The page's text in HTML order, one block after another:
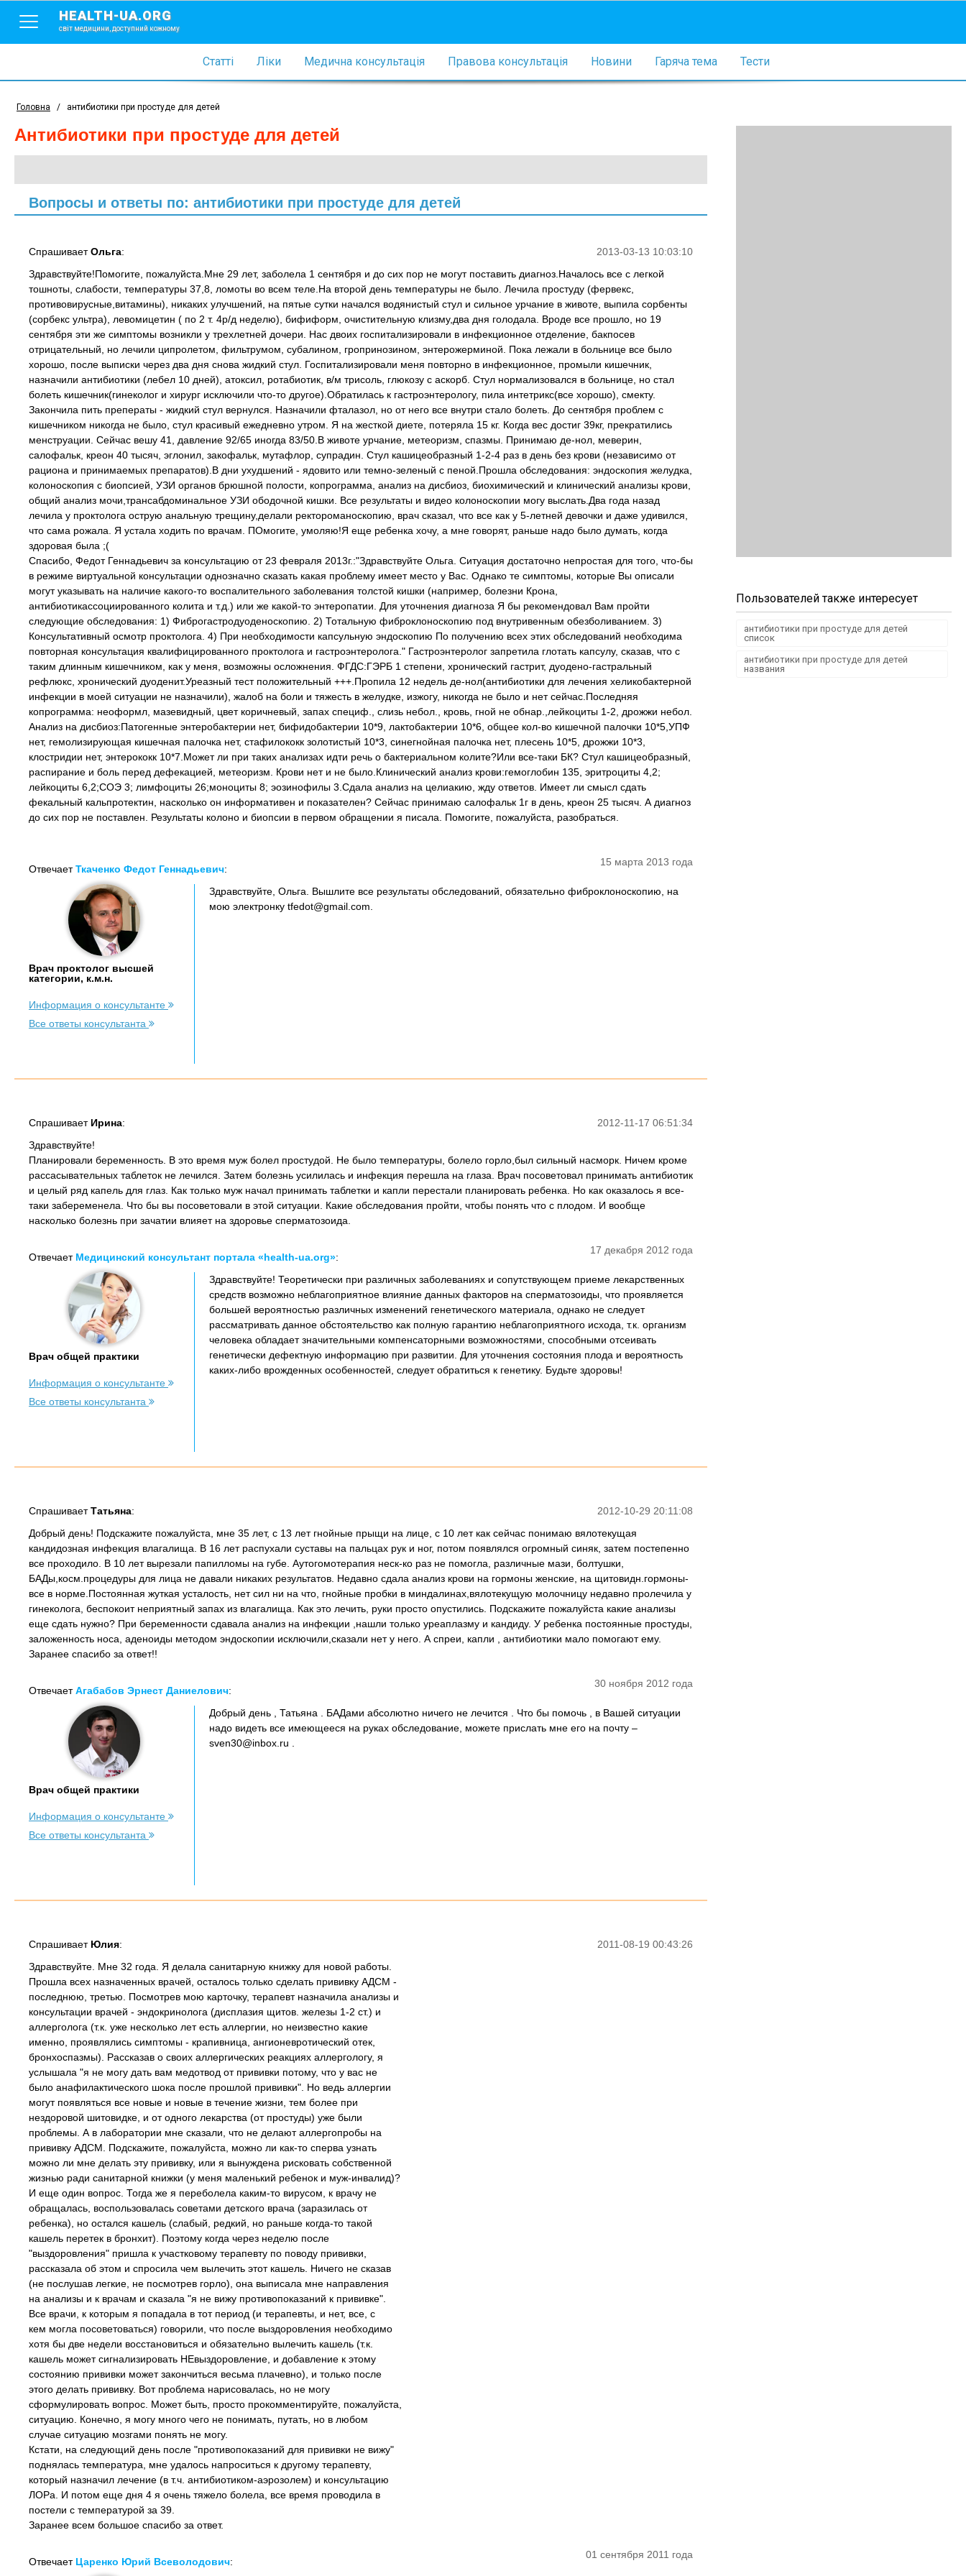
HEALTH-UA.ORG
світ медицини, доступний кожному
Статті Ліки Медична консультація Правова консультація Новини Гаряча тема Тести
Головна / антибиотики при простуде для детей
антибиотики при простуде для детей
Вопросы и ответы по: антибиотики при простуде для детей
2013-03-13 10:03:10
СпрашиваетОльга:
Здравствуйте!Помогите, пожалуйста.Мне 29 лет, заболела 1 сентября и до сих пор не могут поставить диагноз.Началось все с легкой
тошноты, слабости, температуры 37,8, ломоты во всем теле.На второй день температуры не было. Лечила простуду (фервекс,
противовирусные,витамины), никаких улучшений, на пятые сутки начался водянистый стул и сильное урчание в животе, выпила сорбенты
(сорбекс ультра), левомицетин ( по 2 т. 4р/д неделю), бифиформ, очистительную клизму,два дня голодала. Вроде все прошло, но 19
сентября эти же симптомы возникли у трехлетней дочери. Нас двоих госпитализировали в инфекционное отделение, бакпосев
отрицательный, но лечили ципролетом, фильтрумом, субалином, гропринозином, энтерожерминой. Пока лежали в больнице все было
хорошо, после выписки через два дня снова жидкий стул. Госпитализировали меня повторно в инфекционное, промыли кишечник,
назначили антибиотики (лебел 10 дней), атоксил, ротабиотик, в/м трисоль, глюкозу с аскорб. Стул нормализовался в больнице, но стал
болеть кишечник(гинеколог и хирург исключили что-то другое).Обратилась к гастроэнтерологу, пила интетрикс(все хорошо), смекту.
Закончила пить преператы - жидкий стул вернулся. Назначили фталазол, но от него все внутри стало болеть. До сентября проблем с
кишечником никогда не было, стул красивый ежедневно утром. Я на жесткой диете, потеряла 15 кг. Когда вес достиг 39кг, прекратились
менструации. Сейчас вешу 41, давление 92/65 иногда 83/50.В животе урчание, метеоризм, спазмы. Принимаю де-нол, меверин,
салофальк, креон 40 тысяч, эглонил, закофальк, мутафлор, супрадин. Стул кашицеобразный 1-2-4 раз в день без крови (независимо от
рациона и принимаемых препаратов).В дни ухудшений - ядовито или темно-зеленый с пеной.Прошла обследования: эндоскопия желудка,
колоноскопия с биопсией, УЗИ органов брюшной полости, копрограмма, анализ на дисбиоз, биохимический и клинический анализы крови,
общий анализ мочи,трансабдоминальное УЗИ ободочной кишки. Все результаты и видео колоноскопии могу выслать.Два года назад
лечила у проктолога острую анальную трещину,делали ректороманоскопию, врач сказал, что все как у 5-летней девочки и даже удивился,
что сама рожала. Я устала ходить по врачам. ПОмогите, умоляю!Я еще ребенка хочу, а мне говорят, раньше надо было думать, когда
здоровая была ;(
Спасибо, Федот Геннадьевич за консультацию от 23 февраля 2013г.:"Здравствуйте Ольга. Ситуация достаточно непростая для того, что-бы
в режиме виртуальной консультации однозначно сказать какая проблему имеет место у Вас. Однако те симптомы, которые Вы описали
могут указывать на наличие какого-то воспалительного заболевания толстой кишки (например, болезни Крона,
антибиотикассоциированного колита и т.д.) или же какой-то энтеропатии. Для уточнения диагноза Я бы рекомендовал Вам пройти
следующие обследования: 1) Фиброгастродуоденоскопию. 2) Тотальную фиброклоноскопию под внутривенным обезболиванием. 3)
Консультативный осмотр проктолога. 4) При необходимости капсульную эндоскопию По получению всех этих обследований необходима
повторная консультация квалифицированного проктолога и гастроэнтеролога." Гастроэнтеролог запретила глотать капсулу, сказав, что с
таким длинным кишечником, как у меня, возможны осложнения. ФГДС:ГЭРБ 1 степени, хронический гастрит, дуодено-гастральный
рефлюкс, хронический дуоденит.Уреазный тест положительный +++.Пропила 12 недель де-нол(антибиотики для лечения хеликобактерной
инфекции в моей ситуации не назначили), жалоб на боли и тяжесть в желудке, изжогу, никогда не было и нет сейчас.Последняя
копрограмма: неоформл, мазевидный, цвет коричневый, запах специф., слизь небол., кровь, гной не обнар.,лейкоциты 1-2, дрожжи небол.
Анализ на дисбиоз:Патогенные энтеробактерии нет, бифидобактерии 10*9, лактобактерии 10*6, общее кол-во кишечной палочки 10*5,УПФ
нет, гемолизирующая кишечная палочка нет, стафилококк золотистый 10*3, синегнойная палочка нет, плесень 10*5, дрожжи 10*3,
клостридии нет, энтерококк 10*7.Может ли при таких анализах идти речь о бактериальном колите?Или все-таки БК? Стул кашицеобразный,
распирание и боль перед дефекацией, метеоризм. Крови нет и не было.Клинический анализ крови:гемоглобин 135, эритроциты 4,2;
лейкоциты 6,2;СОЭ 3; лимфоциты 26;моноциты 8; эозинофилы 3.Сдала анализ на целиакию, жду ответов. Имеет ли смысл сдать
фекальный кальпротектин, насколько он информативен и показателен? Сейчас принимаю салофальк 1г в день, креон 25 тысяч. А диагноз
до сих пор не поставлен. Результаты колоно и биопсии в первом обращении я писала. Помогите, пожалуйста, разобраться.
15 марта 2013 года
ОтвечаетТкаченко Федот Геннадьевич:
Врач проктолог высшей
категории, к.м.н.
Информация о консультанте
Все ответы консультанта
Здравствуйте, Ольга. Вышлите все результаты обследований, обязательно фиброклоноскопию, на
мою электронку tfedot@gmail.com.
2012-11-17 06:51:34
Спрашивает Ирина:
Здравствуйте!
Планировали беременность. В это время муж болел простудой. Не было температуры, болело горло,был сильный насморк. Ничем кроме
рассасывательных таблеток не лечился. Затем болезнь усилилась и инфекция перешла на глаза. Врач посоветовал принимать антибиотик
и целый ряд капель для глаз. Как только муж начал принимать таблетки и капли перестали планировать ребенка. Но как оказалось я все-
таки забеременела. Что бы вы посоветовали в этой ситуации. Какие обследования пройти, чтобы понять что с плодом. И вообще
насколько болезнь при зачатии влияет на здоровье сперматозоида.
17 декабря 2012 года
Отвечает Медицинский консультант портала «health-ua.org»:
Врач общей практики
Информация о консультанте
Все ответы консультанта
Здравствуйте! Теоретически при различных заболеваниях и сопутствующем приеме лекарственных
средств возможно неблагоприятное влияние данных факторов на сперматозоиды, что проявляется
большей вероятностью различных изменений генетического материала, однако не следует
рассматривать данное обстоятельство как полную гарантию неблагоприятного исхода, т.к. организм
человека обладает значительными компенсаторными возможностями, способными отсеивать
генетически дефектную информацию при развитии. Для уточнения состояния плода и вероятность
каких-либо врожденных особенностей, следует обратиться к генетику. Будьте здоровы!
2012-10-29 20:11:08
СпрашиваетТатьяна:
Добрый день! Подскажите пожалуйста, мне 35 лет, с 13 лет гнойные прыщи на лице, с 10 лет как сейчас понимаю вялотекущая
кандидозная инфекция влагалища. В 16 лет распухали суставы на пальцах рук и ног, потом появлялся огромный синяк, затем постепенно
все проходило. В 10 лет вырезали папилломы на губе. Аутогомотерапия неск-ко раз не помогла, различные мази, болтушки,
БАДы,косм.процедуры для лица не давали никаких результатов. Недавно сдала анализ крови на гормоны женские, на щитовидн.гормоны-
все в норме.Постоянная жуткая усталость, нет сил ни на что, гнойные пробки в миндалинах,вялотекущую молочницу недавно пролечила у
гинеколога, беспокоит неприятный запах из влагалища. Как это лечить, руки просто опустились. Подскажите пожалуйста какие анализы
еще сдать нужно? При беременности сдавала анализ на инфекции ,нашли только уреаплазму и кандиду. У ребенка постоянные простуды,
заложенность носа, аденоиды методом эндоскопии исключили,сказали нет у него. А спреи, капли , антибиотики мало помогают ему.
Заранее спасибо за ответ!!
30 ноября 2012 года
ОтвечаетАгабабов Эрнест Даниелович:
Врач общей практики
Информация о консультанте
Все ответы консультанта
Добрый день , Татьяна . БАДами абсолютно ничего не лечится . Что бы помочь , в Вашей ситуации
надо видеть все имеющееся на руках обследование, можете прислать мне его на почту –
sven30@inbox.ru .
2011-08-19 00:43:26
Спрашивает Юлия:
Здравствуйте. Мне 32 года. Я делала санитарную книжку для новой работы.
Прошла всех назначенных врачей, осталось только сделать прививку АДСМ -
последнюю, третью. Посмотрев мою карточку, терапевт назначила анализы и
консультации врачей - эндокринолога (дисплазия щитов. железы 1-2 ст.) и
аллерголога (т.к. уже несколько лет есть аллергии, но неизвестно какие
именно, проявлялись симптомы - крапивница, ангионевротический отек,
бронхоспазмы). Рассказав о своих аллергических реакциях аллергологу, я
услышала "я не могу дать вам медотвод от прививки потому, что у вас не
было анафилактического шока после прошлой прививки". Но ведь аллергии
могут появляться все новые и новые в течение жизни, тем более при
нездоровой шитовидке, и от одного лекарства (от простуды) уже были
проблемы. А в лаборатории мне сказали, что не делают аллергопробы на
прививку АДСМ. Подскажите, пожалуйста, можно ли как-то сперва узнать
можно ли мне делать эту прививку, или я вынуждена рисковать собственной
жизнью ради санитарной книжки (у меня маленький ребенок и муж-инвалид)?
И еще один вопрос. Тогда же я переболела каким-то вирусом, к врачу не
обращалась, воспользовалась советами детского врача (заразилась от
ребенка), но остался кашель (слабый, редкий, но раньше когда-то такой
кашель перетек в бронхит). Поэтому когда через неделю после
"выздоровления" пришла к участковому терапевту по поводу прививки,
рассказала об этом и спросила чем вылечить этот кашель. Ничего не сказав
(не послушав легкие, не посмотрев горло), она выписала мне направления
на анализы и к врачам и сказала "я не вижу противопоказаний к прививке".
Все врачи, к которым я попадала в тот период (и терапевты, и нет, все, с
кем могла посоветоваться) говорили, что после выздоровления необходимо
хотя бы две недели восстановиться и обязательно вылечить кашель (т.к.
кашель может сигнализировать НЕвыздоровление, и добавление к этому
состоянию прививки может закончиться весьма плачевно), и только после
этого делать прививку. Вот проблема нарисовалась, но не могу
сформулировать вопрос. Может быть, просто прокомментируйте, пожалуйста,
ситуацию. Конечно, я могу много чего не понимать, путать, но в любом
случае ситуацию мозгами понять не могу.
Кстати, на следующий день после "противопоказаний для прививки не вижу"
поднялась температура, мне удалось напроситься к другому терапевту,
который назначил лечение (в т.ч. антибиотиком-аэрозолем) и консультацию
ЛОРа. И потом еще дня 4 я очень тяжело болела, все время проводила в
постели с температурой за 39.
Заранее всем большое спасибо за ответ.
01 сентября 2011 года
Отвечает Царенко Юрий Всеволодович:
Пользователей также интересует
антибиотики при простуде для детей
список
антибиотики при простуде для детей
названия